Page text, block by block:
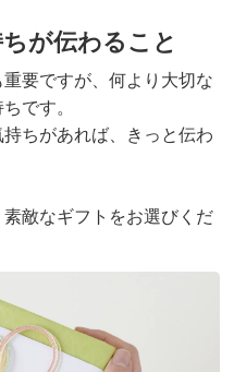
が伝わること
要ですが、何より大切な
です。
ちがあれば、きっと伝わ
敵なギフトをお選びくだ